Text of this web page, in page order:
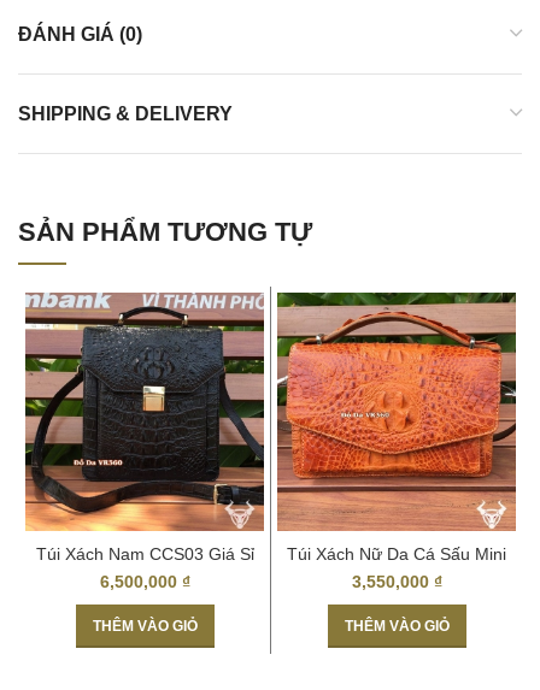
ĐÁNH GIÁ (0)
SHIPPING & DELIVERY
SẢN PHẨM TƯƠNG TỰ
Túi Xách Nam CCS03 Giá Sỉ
Da Cá Sấu Thật
6,500,000 ₫
THÊM VÀO GIỎ
Túi Xách Nữ Da Cá Sấu Mini
Vàng Cam TXCS02
3,550,000 ₫
THÊM VÀO GIỎ